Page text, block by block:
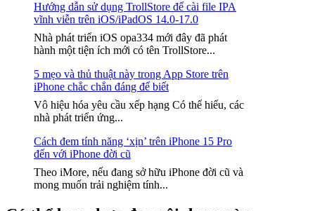
Hướng dẫn sử dụng TrollStore để cài file IPA
vĩnh viễn trên iOS/iPadOS 14.0-17.0
Nhà phát triển iOS opa334 mới đây đã phát
hành một tiện ích mới có tên TrollStore...
5 mẹo và thủ thuật này trong App Store trên
iPhone chắc chắn đáng để biết
Vô hiệu hóa yêu cầu xếp hạng Có thể hiểu, các
nhà phát triển ứng...
Cách đem tính năng ‘xịn’ trên iPhone 15 Pro
đến với iPhone đời cũ
Theo iMore, nếu đang sở hữu iPhone đời cũ và
mong muốn trải nghiệm tính...